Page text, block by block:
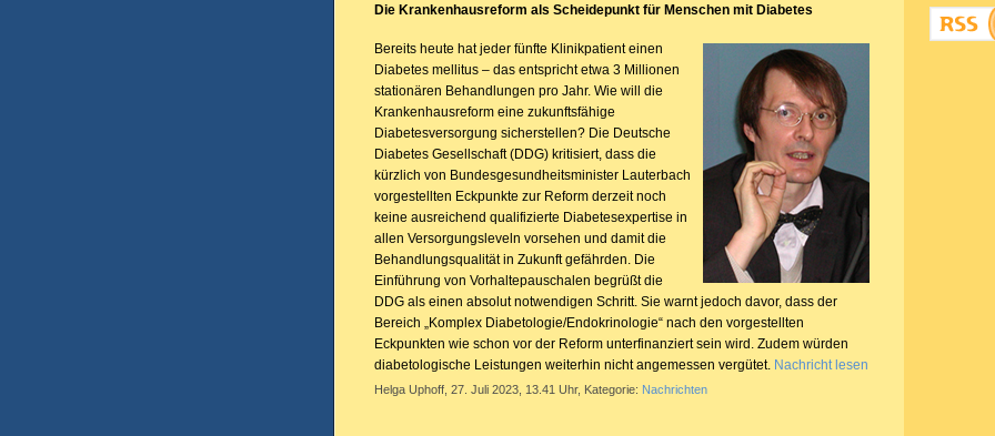
Die Krankenhausreform als Scheidepunkt für Menschen mit Diabetes
Bereits heute hat jeder fünfte Klinikpatient einen
Diabetes mellitus – das entspricht etwa 3 Millionen
stationären Behandlungen pro Jahr. Wie will die
Krankenhausreform eine zukunftsfähige
Diabetesversorgung sicherstellen? Die Deutsche
Diabetes Gesellschaft (DDG) kritisiert, dass die
kürzlich von Bundesgesundheitsminister Lauterbach
vorgestellten Eckpunkte zur Reform derzeit noch
keine ausreichend qualifizierte Diabetesexpertise in
allen Versorgungsleveln vorsehen und damit die
Behandlungsqualität in Zukunft gefährden. Die
Einführung von Vorhaltepauschalen begrüßt die
DDG als einen absolut notwendigen Schritt. Sie warnt jedoch davor, dass der
Bereich „Komplex Diabetologie/Endokrinologie“ nach den vorgestellten
Eckpunkten wie schon vor der Reform unterfinanziert sein wird. Zudem würden
diabetologische Leistungen weiterhin nicht angemessen vergütet. Nachricht lesen
Helga Uphoff, 27. Juli 2023, 13.41 Uhr, Kategorie: Nachrichten